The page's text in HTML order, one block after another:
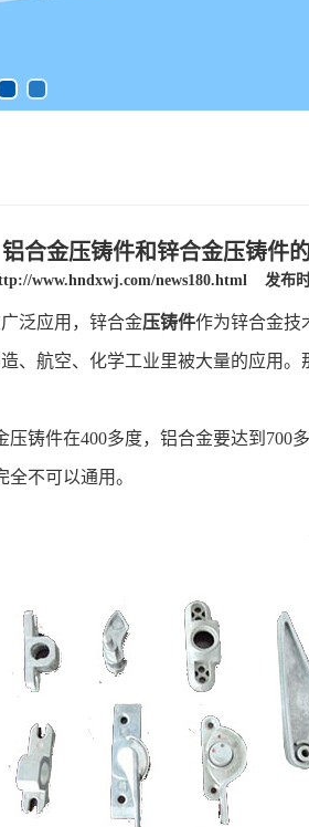
铝合金压铸件和锌合金压铸件
www.hndxwj.com/news180.html 发布
泛应用，锌合金压铸件作为锌合金技
、航空、化学工业里被大量的应用
铸件在400多度，铝合金要达到700多
不可以通用。